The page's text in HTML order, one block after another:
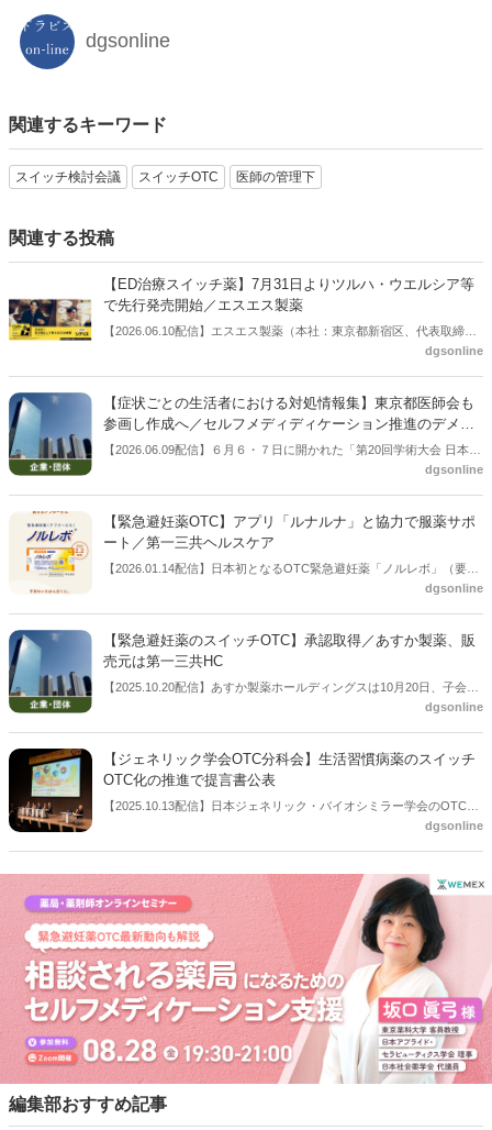
dgsonline
関連するキーワード
スイッチ検討会議 スイッチOTC 医師の管理下
関連する投稿
【ED治療スイッチ薬】7月31日よりツルハ・ウエルシア等
で先行発売開始／エスエス製薬
【2026.06.10配信】エスエス製薬（本社：東京都新宿区、代表取締役
社長：元島陽子氏）は６月10日、日本初のED用市販薬「シアリス」
た。
dgsonline
【症状ごとの生活者における対処情報集】東京都医師会も
参画し作成へ／セルフメディディケーション推進のデメリ
ット低減
【2026.06.09配信】６月６・７日に開かれた「第20回学術大会 日本ジ
ェネリック医薬品・バイオシミラー学会」で、「症状毎の生活者対処
研究事業」の研究課題として採択されたことが報告された。
dgsonline
【緊急避妊薬OTC】アプリ「ルナルナ」と協力で服薬サポ
ート／第一三共ヘルスケア
【2026.01.14配信】⽇本初となるOTC緊急避妊薬「ノルレボ」（要指
導医薬品）を販売開始する第一三共ヘルスケアは1月14日、ウィメン
サポートすると公表した。同剤の発売は２月２日。製品の詳しい情報
や購⼊・服⽤の流れ、服⽤前セルフチェック ページなどを掲載したブ
ランドサイト（https://www.daiichisankyo-hc.co.jp/site_norlevo/）も同
日、公開した。
dgsonline
【緊急避妊薬のスイッチOTC】承認取得／あすか製薬、販
売元は第一三共HC
【2025.10.20配信】あすか製薬ホールディングスは10月20日、子会社
のあすか製薬が緊急避妊薬「ノルレボ」の製造販売承認を取得したと
て、発売に向けた情報提供体制の整備を進めるという。
dgsonline
【ジェネリック学会OTC分科会】生活習慣病薬のスイッチ
OTC化の推進で提言書公表
【2025.10.13配信】日本ジェネリック・バイオシミラー学会のOTC医
薬品分科会（分科会⾧・武藤正樹氏）はこのほど、活習慣病薬のスイ
「OTC医薬品分科会」のシンポジウムの場で示したもの。シンポジウ
ムは日本OTC医薬品協会当の共催。
dgsonline
編集部おすすめ記事